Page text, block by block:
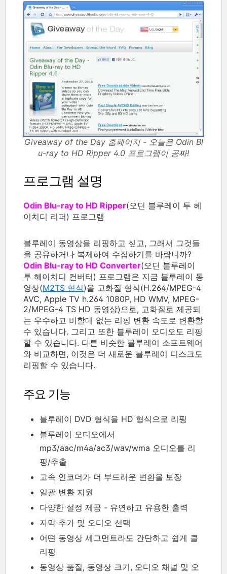
Giveaway of the Day 홈페이지 - 오늘은 Odin Bl
u-ray to HD Ripper 4.0 프로그램이 공짜!
프로그램 설명
Odin Blu-ray to HD Ripper(오딘 블루레이 투 헤
이치디 리퍼) 프로그램
블루레이 동영상을 리핑하고 싶고, 그래서 그것들
을 공유하거나 복제하여 수집하기를 바랍니까?
Odin Blu-ray to HD Converter(오딘 블루레이
투 헤이치디 컨버터) 프로그램은 지금 블루레이 동
영상(M2TS 형식)을 고화질 형식(H.264/MPEG-4
AVC, Apple TV h.264 1080P, HD WMV, MPEG-
2/MPEG-4 TS HD 동영상)으로, 고화질로 제공되
는 우수하고 비할데 없는 리핑 변환 속도로 변환할
수 있습니다. 그리고 또한 블루레이 오디오도 리핑
할 수 있습니다. 다른 비슷한 블루레이 소프트웨어
와 비교하면, 이것은 더 새로운 블루레이 디스크도
리핑할 수 있습니다.
주요 기능
블루레이 DVD 형식을 HD 형식으로 리핑
블루레이 오디오에서
mp3/aac/m4a/ac3/wav/wma 오디오를 리
핑/추출
고속 인코더가 더 부드러운 변환을 보장
일괄 변환 지원
다양한 설정 제공 - 유연하고 유용한 출력
자막 추가 및 오디오 선택
어뗜 동영상 세그먼트라도 간단하고 쉽게 클
리핑
동영상 품질, 동영상 크기, 오디오 채널 및 오